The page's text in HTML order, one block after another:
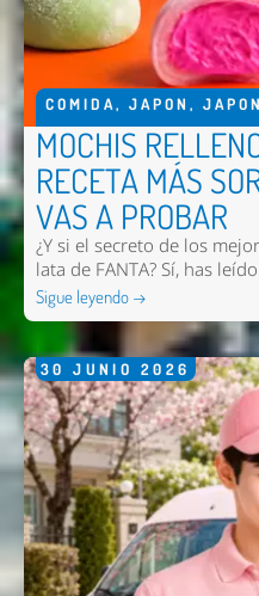
COMIDA, JAPON ,
MOCHIS
RECETA MÁS
VAS A PROBAR
¿Y si el secreto de los
lata de FANTA? Sí, has
Sigue leyendo →
30 JUNIO 2026